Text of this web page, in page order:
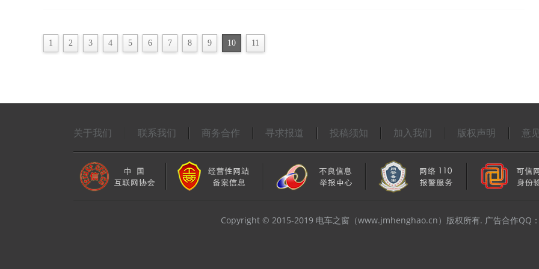
1 2 3 4 5 6 7 8 9 10 11
关于我们 联系我们 商务合作 寻求报道 投稿须知 加入我们 版权声明 意
Copyright © 2015-2019 电车之窗（www.jmhenghao.cn）版权所有. 广告合作QQ